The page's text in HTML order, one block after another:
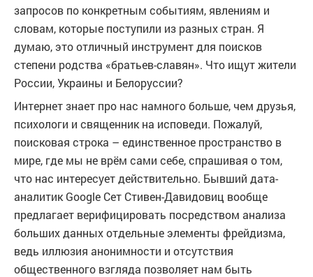
запросов по конкретным событиям, явлениям и
словам, которые поступили из разных стран. Я
думаю, это отличный инструмент для поисков
степени родства «братьев-славян». Что ищут жители
России, Украины и Белоруссии?
Интернет знает про нас намного больше, чем друзья,
психологи и священник на исповеди. Пожалуй,
поисковая строка – единственное пространство в
мире, где мы не врём сами себе, спрашивая о том,
что нас интересует действительно. Бывший дата-
аналитик Google Сет Стивен-Давидовиц вообще
предлагает верифицировать посредством анализа
больших данных отдельные элементы фрейдизма,
ведь иллюзия анонимности и отсутствия
общественного взгляда позволяет нам быть